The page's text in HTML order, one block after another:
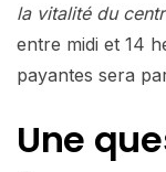
la vitalité du
entre midi et 14
payantes sera
Une